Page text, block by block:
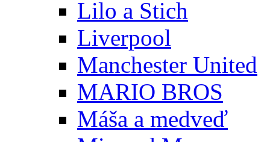
Lilo a Stich
Liverpool
Manchester United
MARIO BROS
Máša a medveď